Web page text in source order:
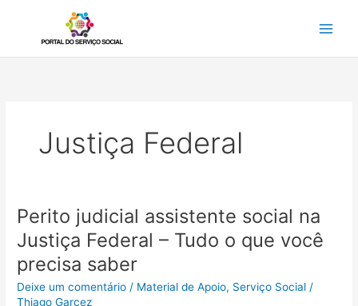
conteúdo
Justiça Federal
Perito judicial assistente social na
Justiça Federal – Tudo o que você
precisa saber
Deixe um comentário / Material de Apoio, Serviço Social /
Thiago Garcez